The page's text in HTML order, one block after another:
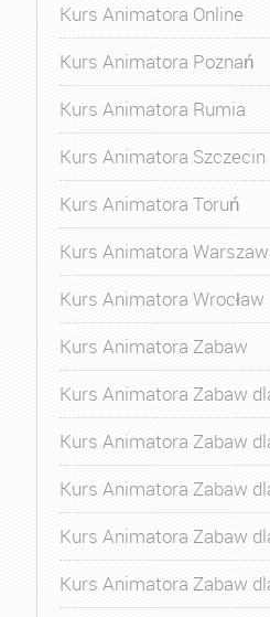
Kurs Animatora Online
Kurs Animatora Poznań
Kurs Animatora Rumia
Kurs Animatora Szczecin
Kurs Animatora Toruń
Kurs Animatora
Kurs Animatora Wrocław
Kurs Animatora Zabaw
Kurs Animatora Zabaw
Kurs Animatora Zabaw
Kurs Animatora Zabaw
Kurs Animatora Zabaw
Kurs Animatora Zabaw